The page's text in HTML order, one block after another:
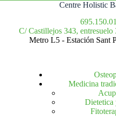
Centre Holistic
C/ Castillejos 343, entresuelo
Metro L5 - Estación Sant
Medicina
Dietetica